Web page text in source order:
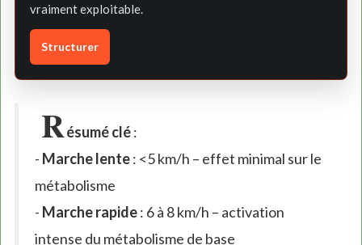
vraiment exploitable.
Structurer
Résumé clé:
- Marche lente: <5 km/h – effet minimal sur le
métabolisme
- Marche rapide: 6 à 8 km/h – activation
intense du métabolisme de base